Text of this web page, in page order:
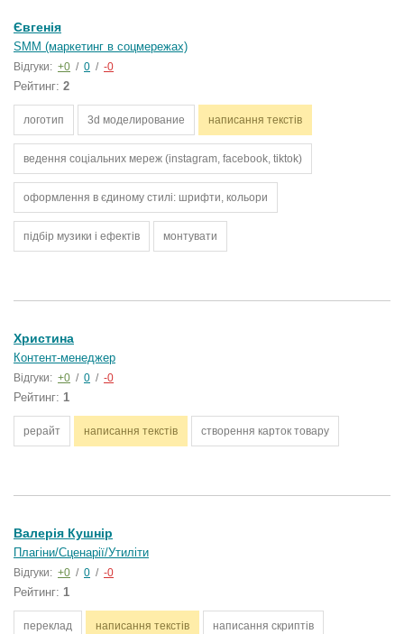
Євгенія
SMM (маркетинг в соцмережах)
Відгуки: +0 / 0 / -0
Рейтинг: 2
логотип 3d моделирование написання текстів
ведення соціальних мереж (instagram, facebook, tiktok)
оформлення в єдиному стилі: шрифти, кольори
підбір музики і ефектів монтувати
Христина
Контент-менеджер
Відгуки: +0 / 0 / -0
Рейтинг: 1
рерайт написання текстів створення карток товару
Валерія Кушнір
Плагіни/Сценарії/Утиліти
Відгуки: +0 / 0 / -0
Рейтинг: 1
переклад написання текстів написання скриптів